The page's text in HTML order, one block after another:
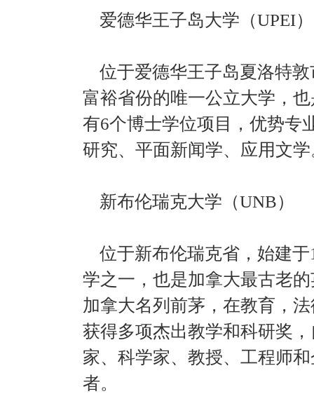
爱德华王子岛大学（UPEI）
位于爱德华王子岛夏洛特敦
富裕省份的唯一公立大学，
有6个博士学位项目，优势专
研究、平面新闻学、应用文
新布伦瑞克大学（UNB）
位于新布伦瑞克省，始建于
学之一，也是加拿大最古老
加拿大名列前茅，在教育，
获得多项杰出教学和科研奖
家、科学家、教授、工程师
者。